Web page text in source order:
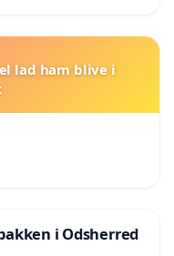
lad ham blive i
i Odsherred